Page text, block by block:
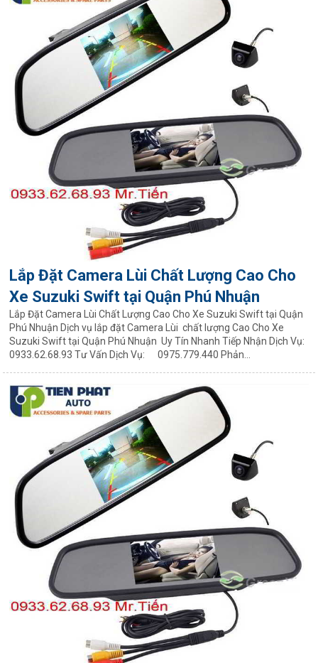
Lắp Đặt Camera Lùi Chất Lượng Cao Cho
Xe Suzuki Swift tại Quận Phú Nhuận
Lắp Đặt Camera Lùi Chất Lượng Cao Cho Xe Suzuki Swift tại Quận
Phú Nhuận Dịch vụ lắp đặt Camera Lùi chất lượng Cao Cho Xe
Suzuki Swift tại Quận Phú Nhuận Uy Tín Nhanh Tiếp Nhận Dịch Vụ:
0933.62.68.93 Tư Vấn Dịch Vụ: 0975.779.440 Phản...